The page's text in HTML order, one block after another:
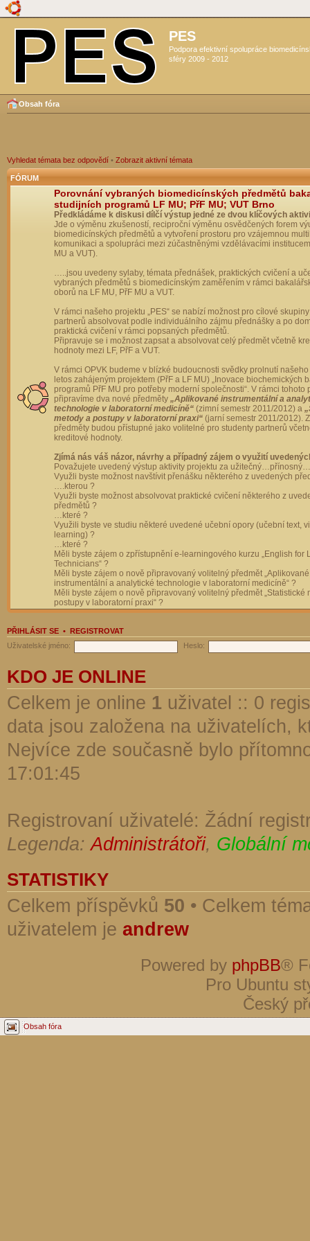
PES
Podpora efektivní spolupráce
sféry 2009 - 2012
Obsah fóra
Vyhledat témata bez odpovědí • Zobrazit aktivní témata
FÓRUM
Porovnání vybraných biomedicínských předmětů
studijních programů LF MU; PřF MU; VUT Brno
Předkládáme k diskusi dílčí výstup jedné ze dvou klíčových
Jde o výměnu zkušeností, reciproční výměnu osvědčených forem
biomedicínských předmětů a vytvoření prostoru pro vzájemnou
komunikaci a spolupráci mezi zúčastněnými vzdělávacími
MU a VUT).
…..jsou uvedeny sylaby, témata přednášek, praktických cvičení a
vybraných předmětů s biomedicínským zaměřením v rámci
oborů na LF MU, PřF MU a VUT.
V rámci našeho projektu „PES“ se nabízí možnost pro cílové
partnerů absolvovat podle individuálního zájmu přednášky a po
praktická cvičení v rámci popsaných předmětů.
Připravuje se i možnost zapsat a absolvovat celý předmět včetně
hodnoty mezi LF, PřF a VUT.
V rámci OPVK budeme v blízké budoucnosti svědky prolnutí
letos zahájeným projektem (PřF a LF MU) „Inovace biochemických
programů PřF MU pro potřeby moderní společnosti“. V rámci tohoto
připravíme dva nové předměty „Aplikované instrumentální a
technologie v laboratorní medicíně“ (zimní semestr 2011/2012) a
metody a postupy v laboratorní praxi“ (jarní semestr 2011/2012).
předměty budou přístupné jako volitelné pro studenty partnerů
kreditové hodnoty.
Zjímá nás váš názor, návrhy a případný zájem o využití
Považujete uvedený výstup aktivity projektu za
Využli byste možnost navštívit přenášku některého z uvedených
….kterou ?
Využli byste možnost absolvovat praktické cvičení některého z
předmětů ?
…které ?
Využili byste ve studiu některé uvedené učební opory (učební text,
learning) ?
…které ?
Měli byste zájem o zpřístupnění e-learningového kurzu „English for
Technicians“ ?
Měli byste zájem o nově připravovaný volitelný předmět „Aplikované
instrumentální a analytické technologie v laboratorní medicíně“ ?
Měli byste zájem o nově připravovaný volitelný předmět „Statistické
postupy v laboratorní praxi“ ?
PŘIHLÁSIT SE • REGISTROVAT
Uživatelské jméno:
Heslo:
KDO JE ONLINE
Celkem je online 1 uživatel :: 0
data jsou založena na uživatelích,
Nejvíce zde současně bylo
17:01:45
Registrovaní uživatelé: Žádní
Legenda:Administrátoři, Globální
STATISTIKY
Celkem příspěvků 50 • Celkem
uživatelem je andrew
Powered by phpBB®
Pro Ubuntu
Český
Obsah fóra